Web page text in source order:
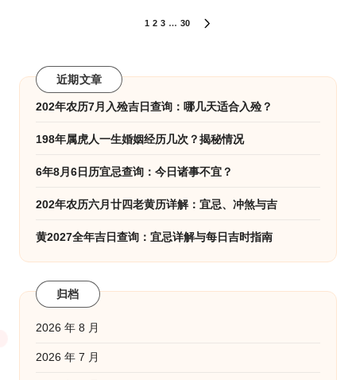
分
页
1 2 3 … 30
近期文章
202年农历7月入殓吉日查询：哪几天适合入殓？
198年属虎人一生婚姻经历几次？揭秘情况
6年8月6日历宜忌查询：今日诸事不宜？
202年农历六月廿四老黄历详解：宜忌、冲煞与吉
黄2027全年吉日查询：宜忌详解与每日吉时指南
归档
2026 年 8 月
2026 年 7 月